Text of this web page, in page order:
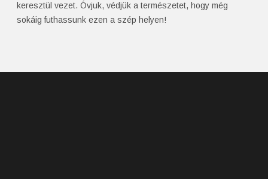
keresztül vezet. Óvjuk, védjük a természetet, hogy még
sokáig futhassunk ezen a szép helyen!